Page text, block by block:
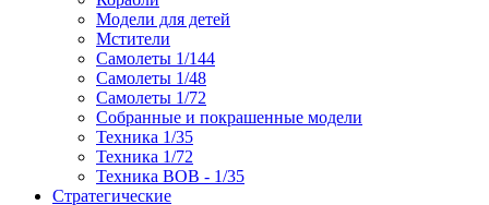
Модели для детей
Мстители
Самолеты 1/144
Самолеты 1/48
Самолеты 1/72
Собранные и покрашенные модели
Техника 1/35
Техника 1/72
Техника ВОВ - 1/35
Стратегические